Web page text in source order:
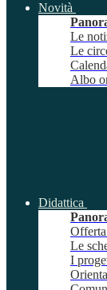
Novità
Le
Le
Albo
Didattica
Le
I